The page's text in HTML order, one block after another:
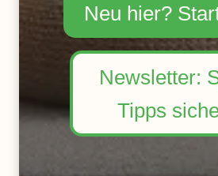
Neu hier?
Newsletter:
Tipps